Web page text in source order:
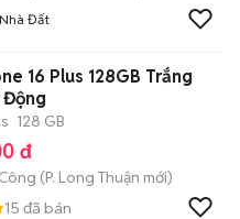
Đất
16 Plus 128GB Trắng
Động
128 GB
đ
(P. Long Thuận mới)
15 đã bán